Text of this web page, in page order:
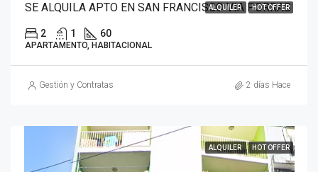
ALQUILER HOT OFFER
SE ALQUILA APTO EN SAN FRANCISCO VIA PORRAS
2 1 60
APARTAMENTO, HABITACIONAL
Gestión y Contratas 2 días Hace
ALQUILER HOT OFFER